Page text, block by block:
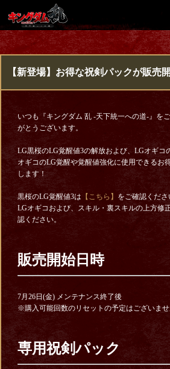
【新登場】お得な祝剣パックが販売
いつも『キングダム 乱 -天下統一への道-』を
がとうございます。
LG黒桜のLG覚醒値3の解放および、LGオギコ
オギコのLG覚醒や覚醒値強化に使用できるお
します！
黒桜のLG覚醒値3は 【こちら】 をご確認くださ
LGオギコおよび、スキル・裏スキルの上方修
認ください。
販売開始日時
7月26日(金) メンテナンス終了後
※購入可能回数のリセットの予定はございませ
専用祝剣パック